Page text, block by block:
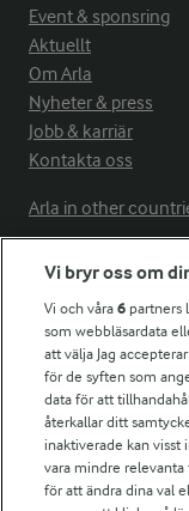
Event & sponsring
Aktuellt
Om Arla
Nyheter & press
Jobb & karriär
Kontakta oss
Arla in other
För ägare
Arlas kundportal
Arla.com
Falbygdens Ost
Arla webbshop
Bildbank
Vi bryr oss om
Vi och våra6 partners
som webbläsardata
att välja Jag
för de syften som
data för att
återkallar ditt
inaktiverade kan visst
vara mindre
för att ändra dina val